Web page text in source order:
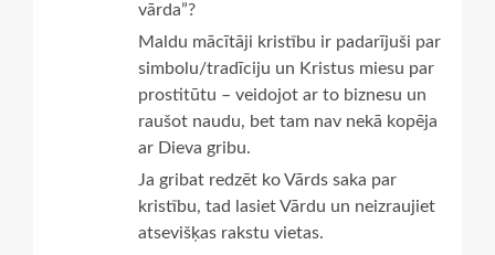
vārda”?
Maldu mācītāji kristību ir padarījuši par
simbolu/tradīciju un Kristus miesu par
prostitūtu – veidojot ar to biznesu un
raušot naudu, bet tam nav nekā kopēja
ar Dieva gribu.
Ja gribat redzēt ko Vārds saka par
kristību, tad lasiet Vārdu un neizraujiet
atsevišķas rakstu vietas.